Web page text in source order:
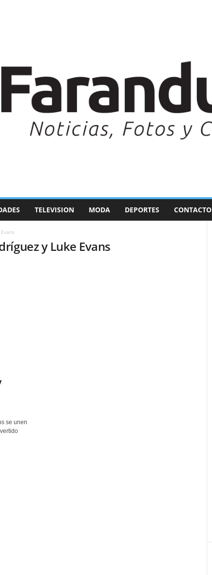
TELEVISION MODA DEPORTES CONTACTO
y Luke Evans
se unen